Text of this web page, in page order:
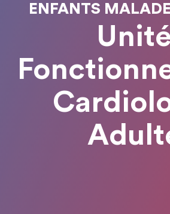
ENFANTS
Unité